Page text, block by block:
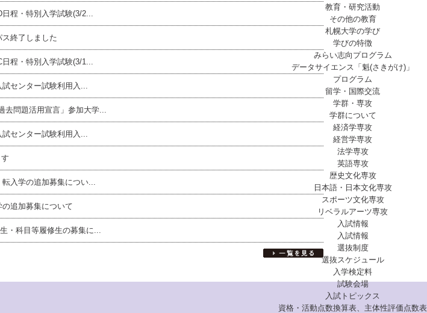
教育・研究活動
その他の教育
札幌大学の学び
学びの特徴
みらい志向プログラム
データサイエンス「魁(さきがけ)」
プログラム
留学・国際交流
学群・専攻
学群について
経済学専攻
経営学専攻
法学専攻
英語専攻
歴史文化専攻
日本語・日本文化専攻
スポーツ文化専攻
リベラルアーツ専攻
入試情報
入試情報
選抜制度
選抜スケジュール
入学検定料
試験会場
入試トピックス
資格・活動点数換算表、主体性評価点数表
程・特別入学試験(3/2...
終了しました
程・特別入学試験(3/1...
センター試験利用入...
去問題活用宣言」参加大学...
センター試験利用入...
入学の追加募集につい...
追加募集について
・科目等履修生の募集に...